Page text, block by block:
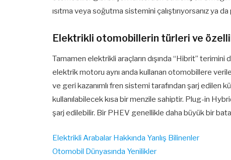
ısıtma veya soğutma sistemini çalıştırıyorsanız ya
Elektrikli otomobillerin türleri ve
Tamamen elektrikli araçların dışında “Hibrit”
elektrik motoru aynı anda kullanan otomobillere
ve geri kazanımlı fren sistemi tarafından şarj edilen
kullanılabilecek kısa bir menzile sahiptir. Plug-in
şarj edilebilir. Bir PHEV genellikle daha büyük bir
Elektrikli Arabalar Hakkında Yanlış Bilinenler
Otomobil Dünyasında Yenilikler